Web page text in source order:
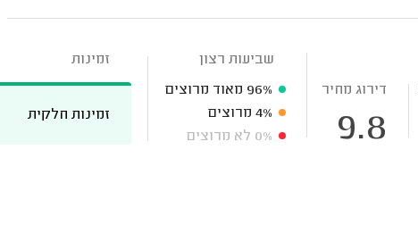
דירוג מחיר
9.8
שביעות רצון
96% מאוד מרוצים
4% מרוצים
0% לא מרוצים
זמינות
זמינות חלקית